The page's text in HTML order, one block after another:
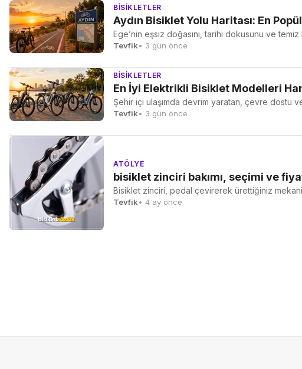
BISIKLETLER
Aydın Bisiklet Yolu Haritası: En
Ege’nin eşsiz doğasını, tarihi dokusunu ve
Tevfik• 3 gün önce
BISIKLETLER
En İyi Elektrikli Bisiklet Modelleri
Şehir içi ulaşımda devrim yaratan, çevre dostu
Tevfik• 3 gün önce
ATÖLYE
bisiklet zinciri bakımı, seçimi ve
Bisiklet zinciri, pedal çevirerek ürettiğiniz
Tevfik• 4 ay önce